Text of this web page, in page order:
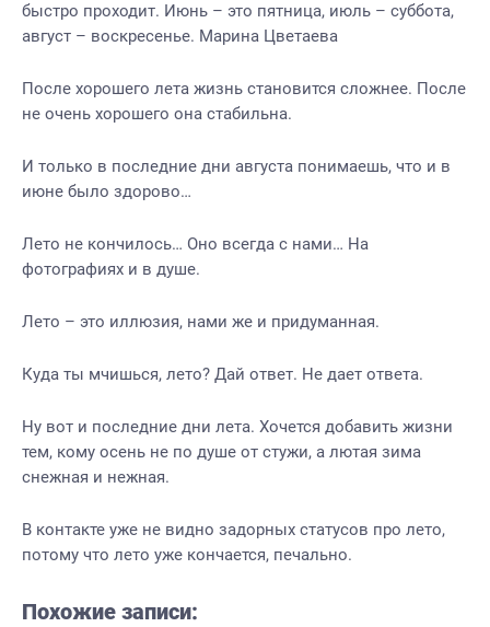
быстро проходит. Июнь – это пятница, июль – суббота,
август – воскресенье. Марина Цветаева
После хорошего лета жизнь становится сложнее. После
не очень хорошего она стабильна.
И только в последние дни августа понимаешь, что и в
июне было здорово…
Лето не кончилось… Оно всегда с нами… На
фотографиях и в душе.
Лето – это иллюзия, нами же и придуманная.
Куда ты мчишься, лето? Дай ответ. Не дает ответа.
Ну вот и последние дни лета. Хочется добавить жизни
тем, кому осень не по душе от стужи, а лютая зима
снежная и нежная.
В контакте уже не видно задорных статусов про лето,
потому что лето уже кончается, печально.
Похожие записи: